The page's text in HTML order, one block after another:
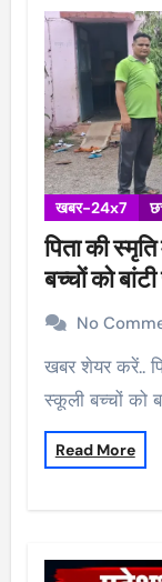
खबर-24x7
पिता की
बच्चों को
No
खबर शेयर करें.. पिता की स्मृति में 6 वर्षीय साची ने रोपा पौधा,
स्कूली बच्चों को
Read More